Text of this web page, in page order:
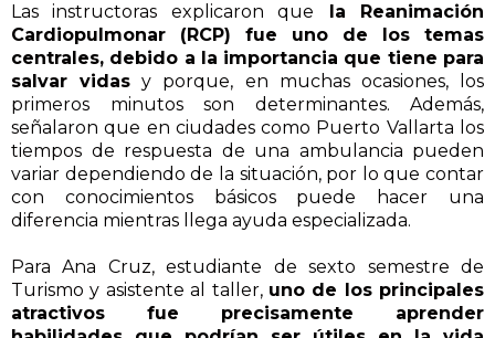
Las instructoras explicaron que la Reanimación
Cardiopulmonar (RCP) fue uno de los temas
centrales, debido a la importancia que tiene para
salvar vidas y porque, en muchas ocasiones, los
primeros minutos son determinantes. Además,
señalaron que en ciudades como Puerto Vallarta los
tiempos de respuesta de una ambulancia pueden
variar dependiendo de la situación, por lo que contar
con conocimientos básicos puede hacer una
diferencia mientras llega ayuda especializada.
Para Ana Cruz, estudiante de sexto semestre de
Turismo y asistente al taller, uno de los principales
atractivos fue precisamente aprender